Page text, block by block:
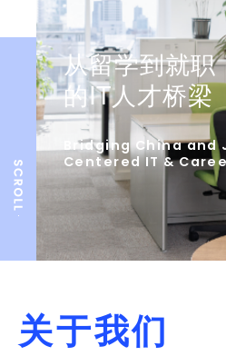
从留学到就职
的IT人才桥梁
Bridging China and
Centered IT &
关于我们